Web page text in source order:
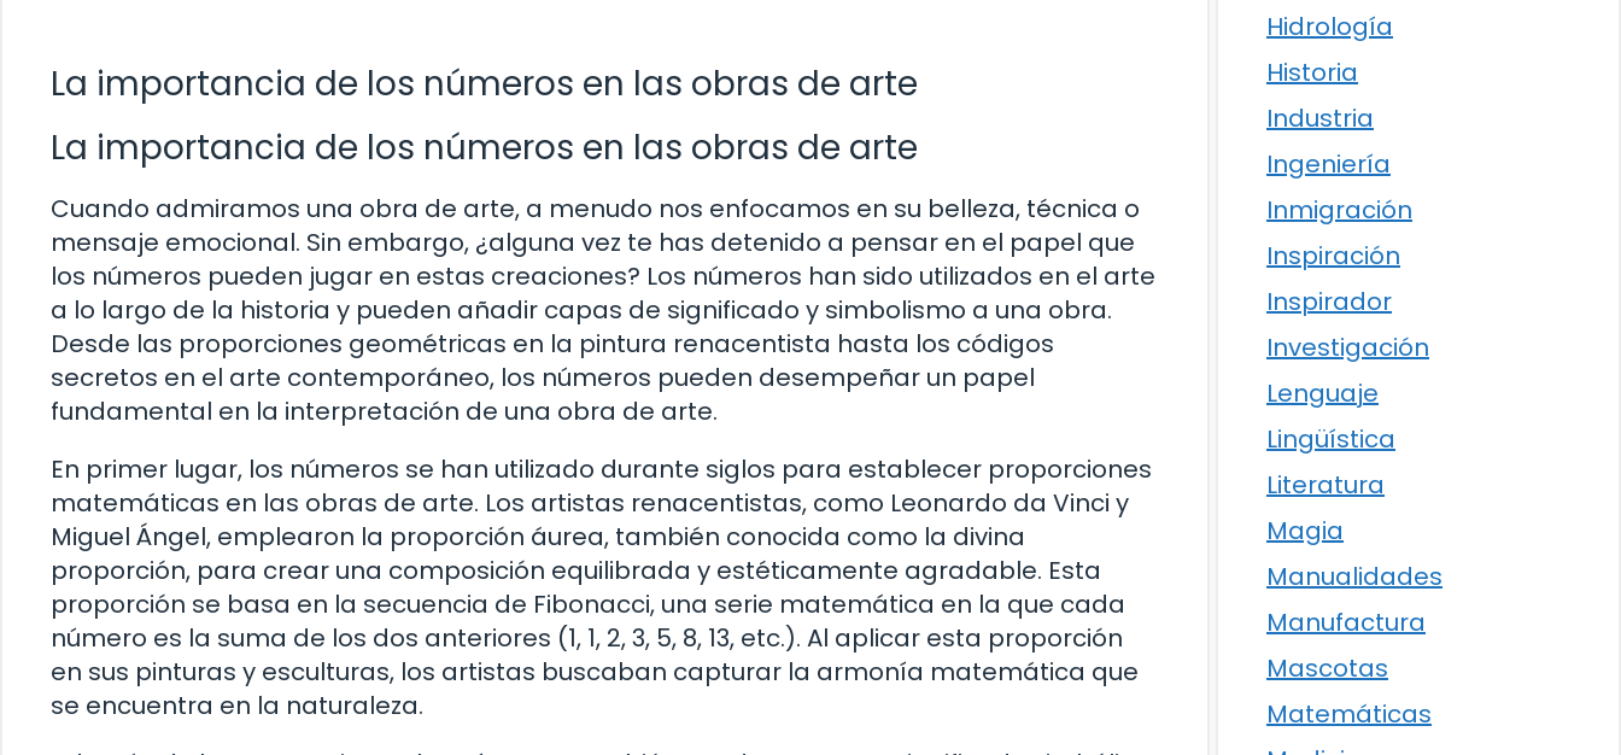
La importancia de los números en las obras de arte
La importancia de los números en las obras de arte
Cuando admiramos una obra de arte, a menudo nos enfocamos en su belleza, técnica o
mensaje emocional. Sin embargo, ¿alguna vez te has detenido a pensar en el papel que
los números pueden jugar en estas creaciones? Los números han sido utilizados en el arte
a lo largo de la historia y pueden añadir capas de significado y simbolismo a una obra.
Desde las proporciones geométricas en la pintura renacentista hasta los códigos
secretos en el arte contemporáneo, los números pueden desempeñar un papel
fundamental en la interpretación de una obra de arte.
En primer lugar, los números se han utilizado durante siglos para establecer proporciones
matemáticas en las obras de arte. Los artistas renacentistas, como Leonardo da Vinci y
Miguel Ángel, emplearon la proporción áurea, también conocida como la divina
proporción, para crear una composición equilibrada y estéticamente agradable. Esta
proporción se basa en la secuencia de Fibonacci, una serie matemática en la que cada
número es la suma de los dos anteriores (1, 1, 2, 3, 5, 8, 13, etc.). Al aplicar esta proporción
en sus pinturas y esculturas, los artistas buscaban capturar la armonía matemática que
se encuentra en la naturaleza.
Hidrología
Historia
Industria
Ingeniería
Inmigración
Inspiración
Inspirador
Investigación
Lenguaje
Lingüística
Literatura
Magia
Manualidades
Manufactura
Mascotas
Matemáticas